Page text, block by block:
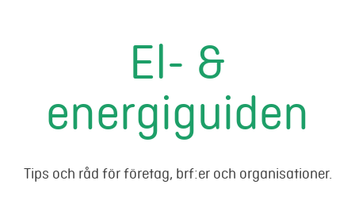
Fjärrvärme & kyla
Energitjänster
Mer
El- &
energiguiden
Tips och råd för företag, brf:er och organisationer.